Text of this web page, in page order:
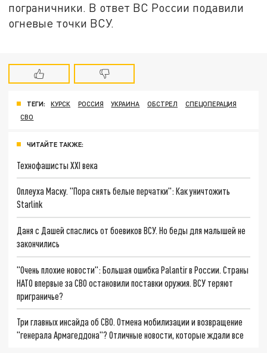
пограничники. В ответ ВС России подавили
огневые точки ВСУ.
ТЕГИ: КУРСК РОССИЯ УКРАИНА ОБСТРЕЛ
СПЕЦОПЕРАЦИЯ
СВО
ЧИТАЙТЕ ТАКЖЕ:
Технофашисты XXI века
Оплеуха Маску. "Пора снять белые перчатки": Как уничтожить
Starlink
Даня с Дашей спаслись от боевиков ВСУ. Но беды для малышей не
закончились
"Очень плохие новости": Большая ошибка Palantir в России. Страны
НАТО впервые за СВО остановили поставки оружия. ВСУ теряют
приграничье?
Три главных инсайда об СВО. Отмена мобилизации и возвращение
"генерала Армагеддона"? Отличные новости, которые ждали все